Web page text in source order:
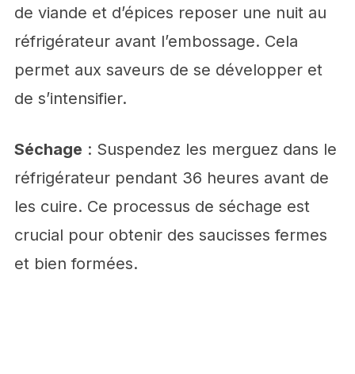
de viande et d’épices reposer une nuit au
réfrigérateur avant l’embossage. Cela
permet aux saveurs de se développer et
de s’intensifier.
Séchage : Suspendez les merguez dans le
réfrigérateur pendant 36 heures avant de
les cuire. Ce processus de séchage est
crucial pour obtenir des saucisses fermes
et bien formées.